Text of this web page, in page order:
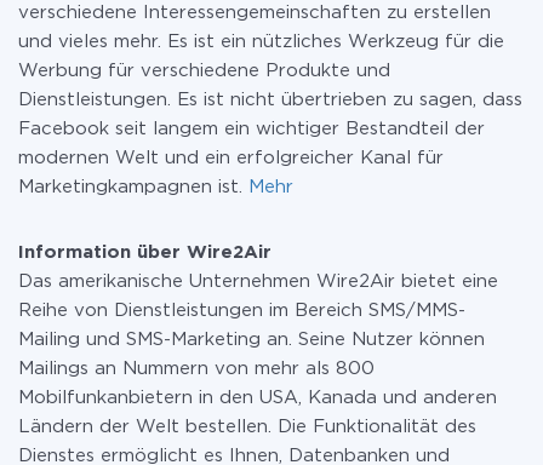
verschiedene Interessengemeinschaften zu erstellen
und vieles mehr. Es ist ein nützliches Werkzeug für die
Werbung für verschiedene Produkte und
Dienstleistungen. Es ist nicht übertrieben zu sagen, dass
Facebook seit langem ein wichtiger Bestandteil der
modernen Welt und ein erfolgreicher Kanal für
Marketingkampagnen ist.
Mehr
Information über Wire2Air
Das amerikanische Unternehmen Wire2Air bietet eine
Reihe von Dienstleistungen im Bereich SMS/MMS-
Mailing und SMS-Marketing an. Seine Nutzer können
Mailings an Nummern von mehr als 800
Mobilfunkanbietern in den USA, Kanada und anderen
Ländern der Welt bestellen. Die Funktionalität des
Dienstes ermöglicht es Ihnen, Datenbanken und